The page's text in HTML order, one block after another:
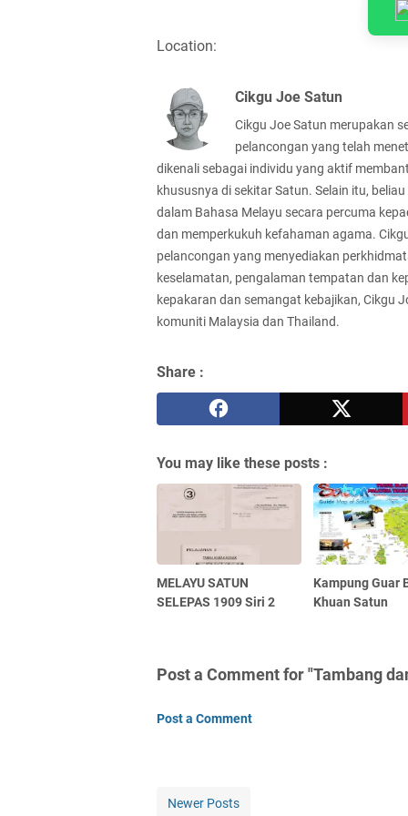
Location:
Cikgu Joe Satun
Cikgu Joe Satun merupakan
pelancongan yang telah
dikenali sebagai individu yang aktif
khususnya di sekitar Satun. Selain itu,
dalam Bahasa Melayu secara percuma
dan memperkukuh kefahaman agama.
pelancongan yang menyediakan
keselamatan, pengalaman tempatan dan
kepakaran dan semangat kebajikan, Cikgu
komuniti Malaysia dan Thailand.
Share :
You may like these posts :
MELAYU SATUN
SELEPAS 1909 Siri 2
Kampung Guar
Khuan Satun
Post a Comment for "Tambang
Post a Comment
Newer Posts